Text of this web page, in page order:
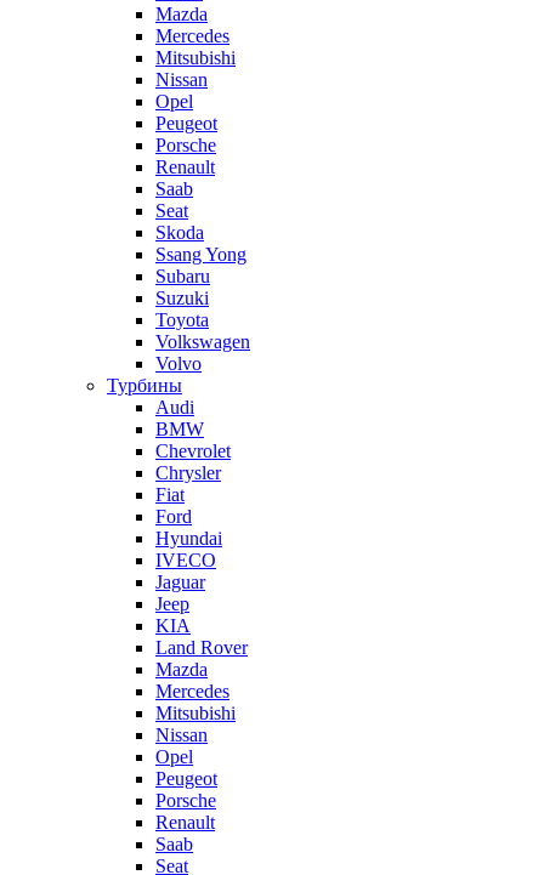
Mazda
Mercedes
Mitsubishi
Nissan
Opel
Peugeot
Porsche
Renault
Saab
Seat
Skoda
Ssang Yong
Subaru
Suzuki
Toyota
Volkswagen
Volvo
Турбины
Audi
BMW
Chevrolet
Chrysler
Fiat
Ford
Hyundai
IVECO
Jaguar
Jeep
KIA
Land Rover
Mazda
Mercedes
Mitsubishi
Nissan
Opel
Peugeot
Porsche
Renault
Saab
Seat